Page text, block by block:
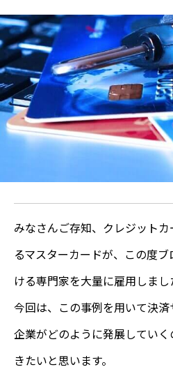
みなさんご存知、クレジット
るマスターカードが、この度
ける専門家を大量に雇用しまし
今回は、この事例を用いて決
企業がどのように発展してい
きたいと思います。